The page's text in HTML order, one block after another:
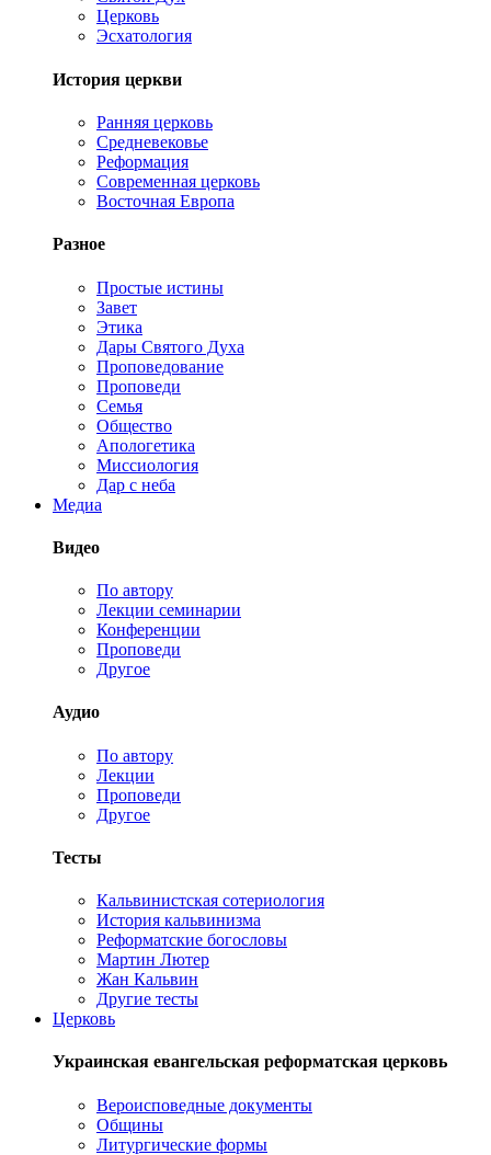
Церковь
Эсхатология
История церкви
Ранняя церковь
Средневековье
Реформация
Современная церковь
Восточная Европа
Разное
Простые истины
Завет
Этика
Дары Святого Духа
Проповедование
Проповеди
Семья
Общество
Апологетика
Миссиология
Дар с неба
Медиа
Видео
По автору
Лекции семинарии
Конференции
Проповеди
Другое
Аудио
По автору
Лекции
Проповеди
Другое
Тесты
Кальвинистская сотериология
История кальвинизма
Реформатские богословы
Мартин Лютер
Жан Кальвин
Другие тесты
Церковь
Украинская евангельская реформатская церковь
Вероисповедные документы
Общины
Литургические формы